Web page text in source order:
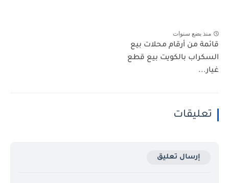
منذ بضع سنوات
قائمة من أرقام محلات بيع
السكراب بالكويت بيع قطع
غيار...
تعليقات
إرسال تعليق